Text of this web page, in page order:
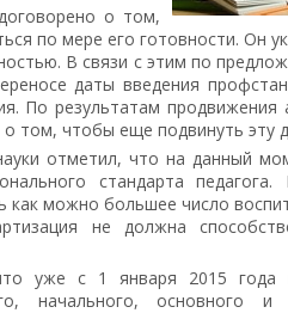
о том,
по мере его готовности. Он
В связи с этим по
даты введения
По результатам продвижения
том, чтобы еще подвинуть эту
отметил, что на данный
стандарта
можно большее число
не должна
уже с 1 января 2015 года
начального, основного и